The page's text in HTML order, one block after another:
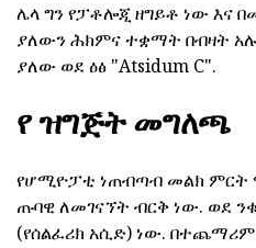
ሌላ ግን የፓቶሎጂ ዘግይቶ ነው እና
ያለውን ሕክምና ተቋማት በብዛት
ያለው ወደ ዕፅ "Atsidum C".
የ ዝግጅት መግለጫ
የሆሚዮፓቲ ነጠብጣብ መልክ ምርት
ጡባዊ ለመገናኘት ብርቅ ነው. ወደ
(የሰልፈሪክ አሲድ) ነው. በተጨማሪም